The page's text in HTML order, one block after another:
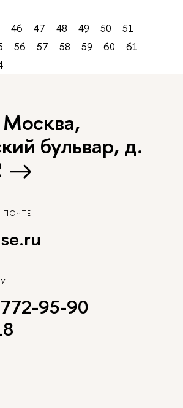
46 47 48 49 50
51
56 57 58 59 60
61
бульвар, д.
95-90